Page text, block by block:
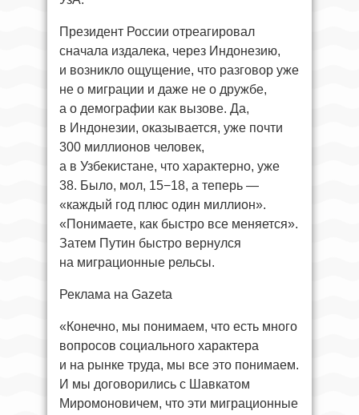
Президент России отреагировал
сначала издалека, через Индонезию,
и возникло ощущение, что разговор уже
не о миграции и даже не о дружбе,
а о демографии как вызове. Да,
в Индонезии, оказывается, уже почти
300 миллионов человек,
а в Узбекистане, что характерно, уже
38. Было, мол, 15−18, а теперь —
«каждый год плюс один миллион».
«Понимаете, как быстро все меняется».
Затем Путин быстро вернулся
на миграционные рельсы.
Реклама на Gazeta
«Конечно, мы понимаем, что есть много
вопросов социального характера
и на рынке труда, мы все это понимаем.
И мы договорились с Шавкатом
Миромоновичем, что эти миграционные